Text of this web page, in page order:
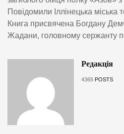
Повідомили Іллінецька міська
Книга присвячена Богдану
Жадани, головному сержанту
Редакція
4365 POSTS